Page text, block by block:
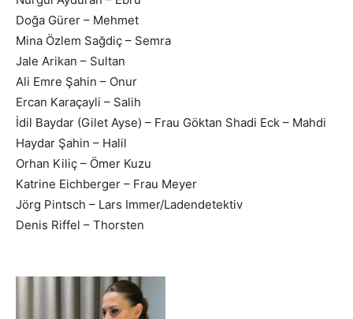
Doğa Gürer – Mehmet
Mina Özlem Sağdiç – Semra
Jale Arikan – Sultan
Ali Emre Şahin – Onur
Ercan Karaçayli – Salih
İdil Baydar (Gilet Ayse) – Frau Göktan Shadi Eck – Mahdi
Haydar Şahin – Halil
Orhan Kiliç – Ömer Kuzu
Katrine Eichberger – Frau Meyer
Jörg Pintsch – Lars Immer/Ladendetektiv
Denis Riffel – Thorsten